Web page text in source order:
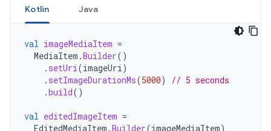
Kotlin Java
val imageMediaItem =
MediaItem .Builder()
. setUri(imageUri)
. setImageDurationMs(5000)
// 5 seconds
.build()
val editedImageItem =
EditedMediaItem .Builder(imageMediaItem)